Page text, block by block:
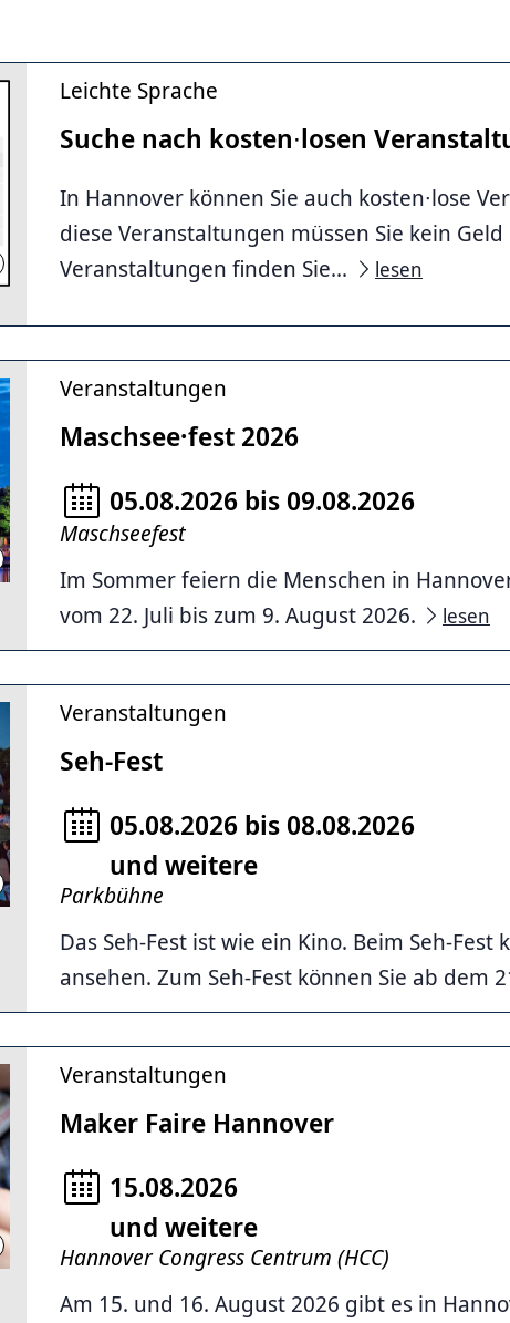
Hannover.de
Leichte Sprache
Suche nach kosten∙losen
In Hannover können Sie auch kosten∙lose
diese Veranstaltungen müssen Sie kein
Veranstaltungen finden Sie...
lesen
Axel Heise
Veranstaltungen
Maschsee·fest 2026
05.08.2026 bis 09.08.2026
Maschseefest
Im Sommer feiern die Menschen in
vom 22. Juli bis zum 9. August 2026.
lesen
Herzig / Seh-Fest (Quelle)
Veranstaltungen
Seh-Fest
05.08.2026 bis 08.08.2026
und weitere
Parkbühne
Das Seh-Fest ist wie ein Kino. Beim Seh-
ansehen. Zum Seh-Fest können Sie ab dem
Maker Faire
Veranstaltungen
Maker Faire Hannover
15.08.2026
und weitere
Hannover Congress Centrum (HCC)
Am 15. und 16. August 2026 gibt es in